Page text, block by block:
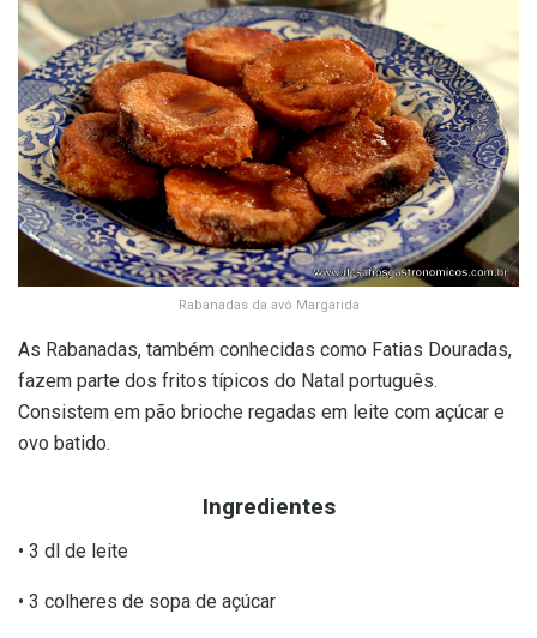
Rabanadas da avó Margarida
As Rabanadas, também conhecidas como Fatias Douradas,
fazem parte dos fritos típicos do Natal português.
Consistem em pão brioche regadas em leite com açúcar e
ovo batido.
Ingredientes
• 3 dl de leite
• 3 colheres de sopa de açúcar